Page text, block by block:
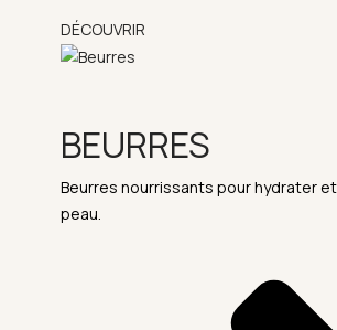
DÉCOUVRIR
BEURRES
Beurres nourrissants pour hydrater
peau.